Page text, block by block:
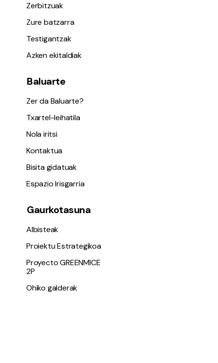
Zerbitzuak
Zure batzarra
Testigantzak
Azken ekitaldiak
Baluarte
Zer da Baluarte?
Txartel-leihatila
Nola iritsi
Kontaktua
Bisita gidatuak
Espazio Irisgarria
Gaurkotasuna
Albisteak
Proiektu Estrategikoa
Proyecto GREENMICE
2P
Ohiko galderak